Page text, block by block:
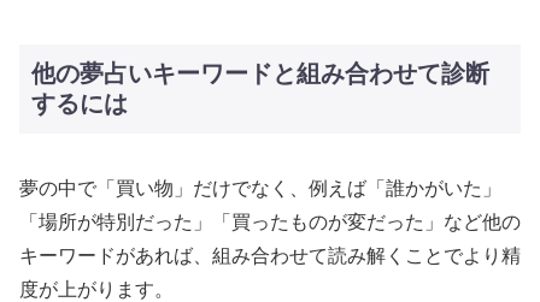
他の夢占いキーワードと組み合わせて診断
するには
夢の中で「買い物」だけでなく、例えば「誰かがいた」
「場所が特別だった」「買ったものが変だった」など他の
キーワードがあれば、組み合わせて読み解くことでより精
度が上がります。